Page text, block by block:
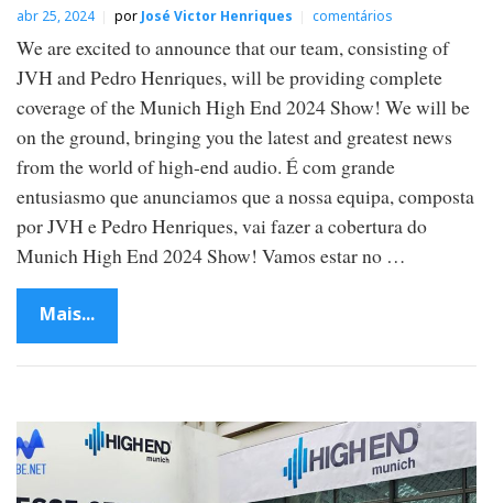
abr 25, 2024 por José Victor Henriques comentários
We are excited to announce that our team, consisting of
JVH and Pedro Henriques, will be providing complete
coverage of the Munich High End 2024 Show! We will be
on the ground, bringing you the latest and greatest news
from the world of high-end audio. É com grande
entusiasmo que anunciamos que a nossa equipa, composta
por JVH e Pedro Henriques, vai fazer a cobertura do
Munich High End 2024 Show! Vamos estar no …
Mais...